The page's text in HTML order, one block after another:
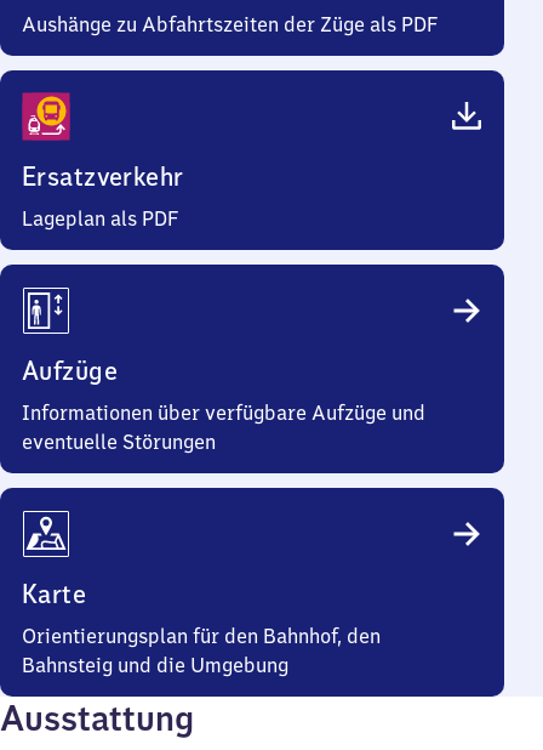
Aushänge zu Abfahrtszeiten der Züge als PDF
Ersatzverkehr
Lageplan als PDF
Aufzüge
Informationen über verfügbare Aufzüge und
eventuelle Störungen
Karte
Orientierungsplan für den Bahnhof, den
Bahnsteig und die Umgebung
Ausstattung